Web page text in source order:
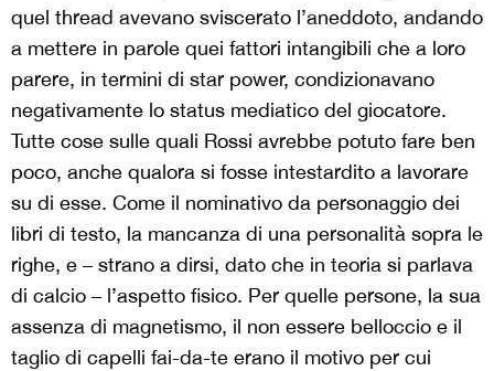
quel thread avevano sviscerato l’aneddoto, andando
a mettere in parole quei fattori intangibili che a loro
parere, in termini di star power, condizionavano
negativamente lo status mediatico del giocatore.
Tutte cose sulle quali Rossi avrebbe potuto fare ben
poco, anche qualora si fosse intestardito a lavorare
su di esse. Come il nominativo da personaggio dei
libri di testo, la mancanza di una personalità sopra le
righe, e – strano a dirsi, dato che in teoria si parlava
di calcio – l’aspetto fisico. Per quelle persone, la sua
assenza di magnetismo, il non essere belloccio e il
taglio di capelli fai-da-te erano il motivo per cui